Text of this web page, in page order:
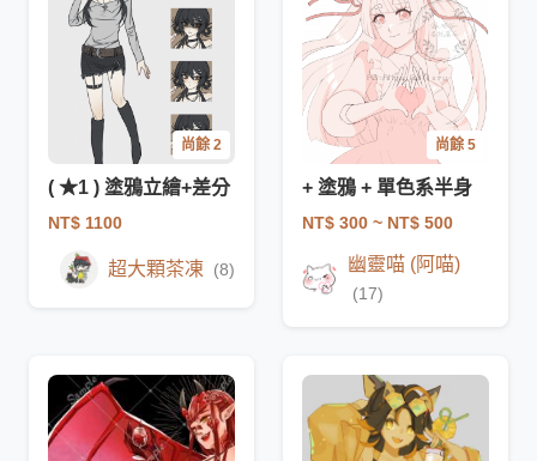
尚餘 2
( ★1 ) 塗鴉立繪+差分
NT$ 1100
超大顆茶凍 (8)
尚餘 5
+ 塗鴉 + 單色系半身
NT$ 300 ~ NT$ 500
幽靈喵 (阿喵)
(17)